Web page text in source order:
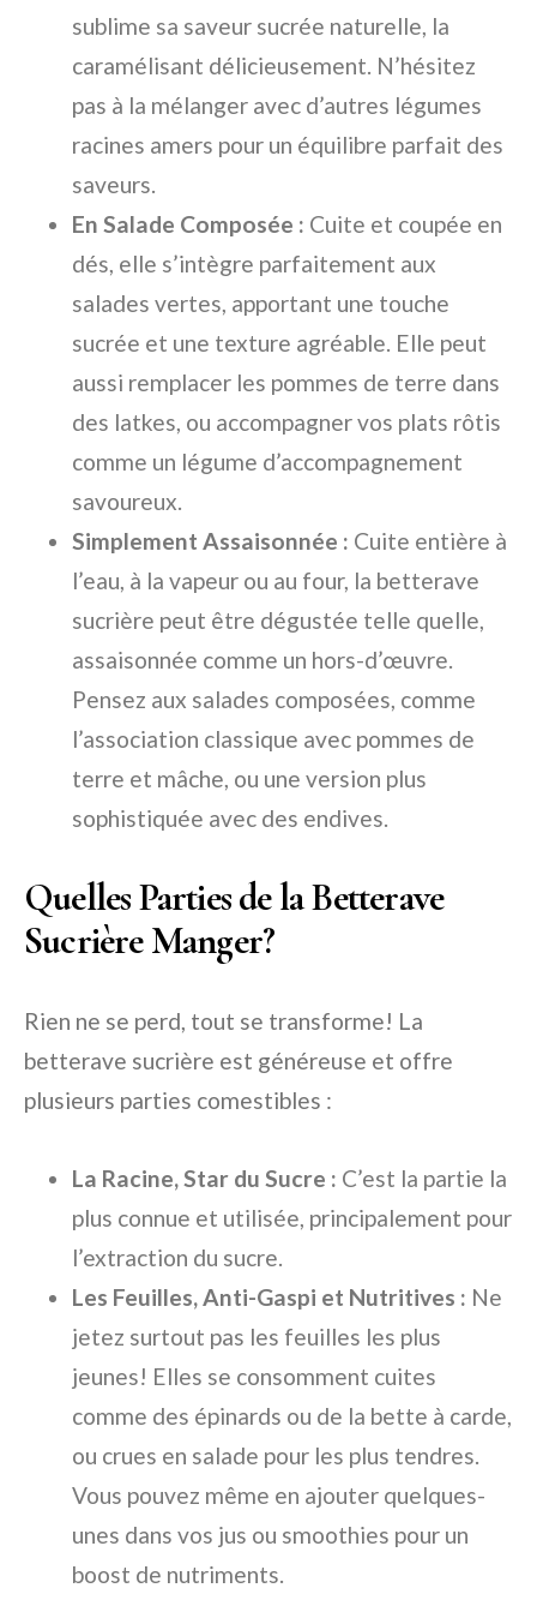
sublime sa saveur sucrée naturelle, la
caramélisant délicieusement. N’hésitez
pas à la mélanger avec d’autres légumes
racines amers pour un équilibre parfait des
saveurs.
En Salade Composée : Cuite et coupée en
dés, elle s’intègre parfaitement aux
salades vertes, apportant une touche
sucrée et une texture agréable. Elle peut
aussi remplacer les pommes de terre dans
des latkes, ou accompagner vos plats rôtis
comme un légume d’accompagnement
savoureux.
Simplement Assaisonnée : Cuite entière à
l’eau, à la vapeur ou au four, la betterave
sucrière peut être dégustée telle quelle,
assaisonnée comme un hors-d’œuvre.
Pensez aux salades composées, comme
l’association classique avec pommes de
terre et mâche, ou une version plus
sophistiquée avec des endives.
Quelles Parties de la Betterave
Sucrière Manger?
Rien ne se perd, tout se transforme! La
betterave sucrière est généreuse et offre
plusieurs parties comestibles :
La Racine, Star du Sucre : C’est la partie la
plus connue et utilisée, principalement pour
l’extraction du sucre.
Les Feuilles, Anti-Gaspi et Nutritives : Ne
jetez surtout pas les feuilles les plus
jeunes! Elles se consomment cuites
comme des épinards ou de la bette à carde,
ou crues en salade pour les plus tendres.
Vous pouvez même en ajouter quelques-
unes dans vos jus ou smoothies pour un
boost de nutriments.